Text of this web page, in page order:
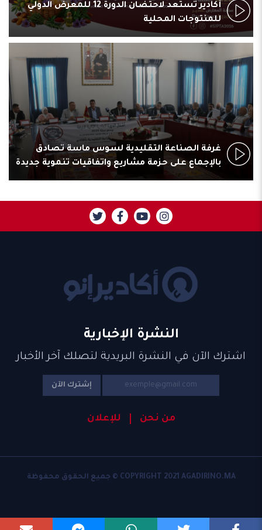
أكادير تستعد لاحتضان الدورة 12 للمعرض الدولي
للمنتوجات المحلية
غرفة الصناعة التقليدية لسوس ماسة تصادق
بالإجماع على حزمة مشاريع واتفاقيات تنموية جديدة
النشرة الإخبارية
اشترك الآن في النشرة البريدية لتصلك آخر الأخبار
إشترك الآن
من نحن للإعلان
COPYRIGHT 2021 AGADIRINO.MA © جميع الحقوق محفوظة